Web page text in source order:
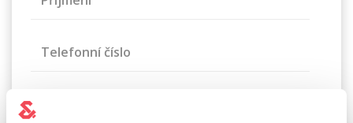
Telefonní číslo